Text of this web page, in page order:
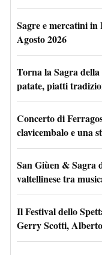
Sagre e mercatini
Agosto 2026
Torna la Sagra
patate, piatti
Concerto di
clavicembalo e una
San Giùen & Sagra
valtellinese tra
Il Festival dello
Gerry Scotti,